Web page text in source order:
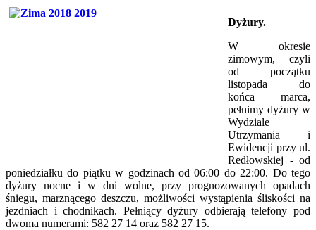
Dyżury.
W okresie
zimowym, czyli
od początku
listopada do
końca marca,
pełnimy dyżury w
Wydziale
Utrzymania i
Ewidencji przy ul.
Redłowskiej - od
poniedziałku do piątku w godzinach od 06:00 do 22:00. Do tego
dyżury nocne i w dni wolne, przy prognozowanych opadach
śniegu, marznącego deszczu, możliwości wystąpienia śliskości na
jezdniach i chodnikach. Pełniący dyżury odbierają telefony pod
dwoma numerami: 582 27 14 oraz 582 27 15.